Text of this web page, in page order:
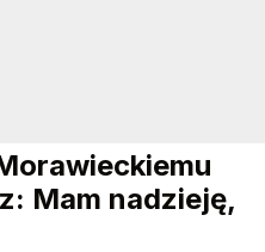
Mam nadzieję,